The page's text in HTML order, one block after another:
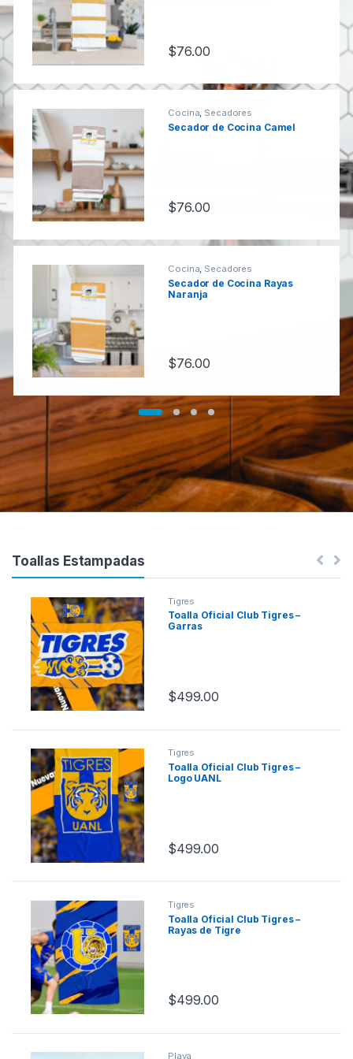
s
l
a
b
s
a
r
o
s
e
l
$76.00
Cocina, Secadores
Secador de Cocina Camel
$76.00
Cocina, Secadores
Secador de Cocina Rayas
Naranja
$76.00
Toallas Estampadas
Tigres
Toalla Oficial Club Tigres –
Garras
$499.00
Tigres
Toalla Oficial Club Tigres –
Logo UANL
$499.00
Tigres
Toalla Oficial Club Tigres –
Rayas de Tigre
$499.00
Playa